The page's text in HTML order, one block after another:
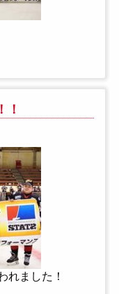
！
れました！